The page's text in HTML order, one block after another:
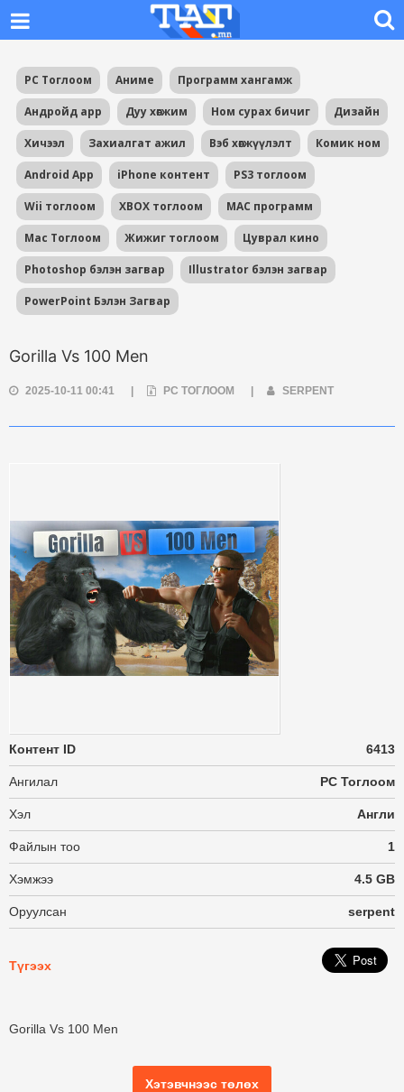
PC Тоглоом Аниме Программ хангамж
Андройд app Дуу хөгжим Ном сурах бичиг Дизайн
Хичээл Захиалгат ажил Вэб хөгжүүлэлт Комик ном
Android App iPhone контент PS3 тоглоом
Wii тоглоом XBOX тоглоом MAC программ
Mac Тоглоом Жижиг тоглоом Цуврал кино
Photoshop бэлэн загвар Illustrator бэлэн загвар
PowerPoint Бэлэн Загвар
Gorilla Vs 100 Men
2025-10-11 00:41 PC ТОГЛООМ SERPENT
Контент ID 6413
Ангилал PC Тоглоом
Хэл Англи
Файлын тоо 1
Хэмжээ 4.5 GB
Оруулсан serpent
Түгээх
Gorilla Vs 100 Men
Хэтэвчнээс төлөх